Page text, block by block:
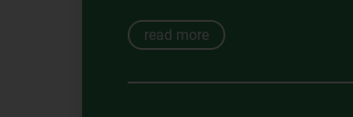
read more